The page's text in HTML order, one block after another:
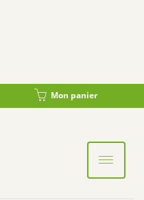
Mon panier